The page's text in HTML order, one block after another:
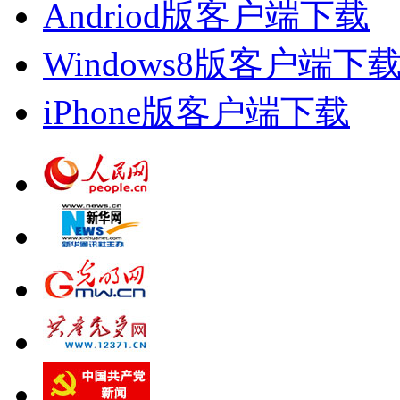
Andriod版客户端下载
Windows8版客户端下
iPhone版客户端下载